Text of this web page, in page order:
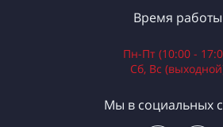
Время работы
Пн-Пт (10:00 -
Сб, Вс
Мы в социальных